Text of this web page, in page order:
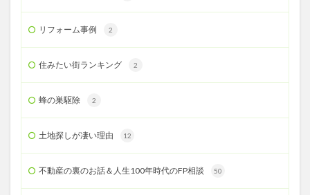
リフォーム事例 2
住みたい街ランキング 2
蜂の巣駆除 2
土地探しが凄い理由 12
不動産の裏のお話＆人生100年時代のFP相談 50